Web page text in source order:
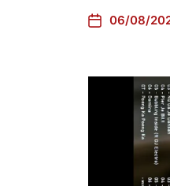
06/08/